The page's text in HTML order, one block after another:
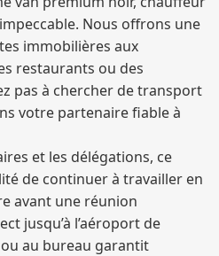
Nous offrons une
immobilières aux
restaurants ou des
pas à chercher de transport
votre partenaire fiable à
et les délégations, ce
de continuer à travailler en
avant une réunion
jusqu’à l’aéroport de
au bureau garantit